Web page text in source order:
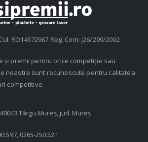
RO14572967 Reg. Com: J26/299/2002
și premii pentru orice competiție sau
noastre sunt recunoscute pentru calitatea
competitive.
Târgu Mureș, jud. Mureș
0265-250.521